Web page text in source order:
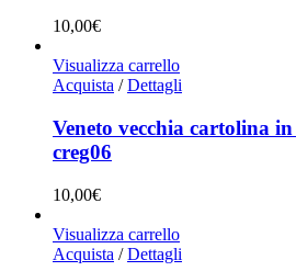
10,00€
Visualizza carrello
Acquista / Dettagli
Veneto vecchia cartolina
creg06
10,00€
Visualizza carrello
Acquista / Dettagli